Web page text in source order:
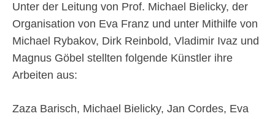
Unter der Leitung von Prof. Michael Bielicky, der
Organisation von Eva Franz und unter Mithilfe von
Michael Rybakov, Dirk Reinbold, Vladimir Ivaz und
Magnus Göbel stellten folgende Künstler ihre
Arbeiten aus:
Zaza Barisch, Michael Bielicky, Jan Cordes, Eva